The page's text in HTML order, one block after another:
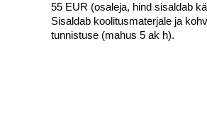
55 EUR (osaleja, hind sisaldab
Sisaldab koolitusmaterjale ja
tunnistuse (mahus 5 ak h).